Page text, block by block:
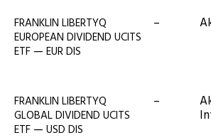
FRANKLIN LIBERTYQ
EUROPEAN DIVIDEND UCITS
ETF — EURDIS
–
FRANKLIN LIBERTYQ
GLOBALDIVIDEND UCITS
ETF — USD DIS
–